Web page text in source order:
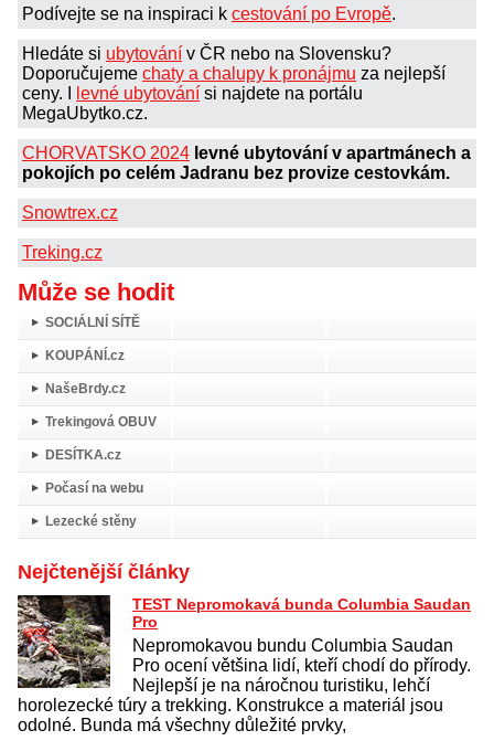
Podívejte se na inspiraci k cestování po Evropě.
Hledáte si ubytování v ČR nebo na Slovensku?
Doporučujeme chaty a chalupy k pronájmu za nejlepší
ceny. I
levné ubytování si najdete na portálu
MegaUbytko.cz.
CHORVATSKO 2024 levné ubytování v apartmánech a
pokojích po celém Jadranu bez provize cestovkám.
Snowtrex.cz
Treking.cz
Může se hodit
SOCIÁLNÍ SÍTĚ
KOUPÁNÍ.cz
NašeBrdy.cz
Trekingová OBUV
DESÍTKA.cz
Počasí na webu
Lezecké stěny
Nejčtenější články
TEST Nepromokavá bunda Columbia Saudan
Pro
Nepromokavou bundu Columbia Saudan
Pro ocení většina lidí, kteří chodí do přírody.
Nejlepší je na náročnou turistiku, lehčí
horolezecké túry a trekking. Konstrukce a materiál jsou
odolné. Bunda má všechny důležité prvky,